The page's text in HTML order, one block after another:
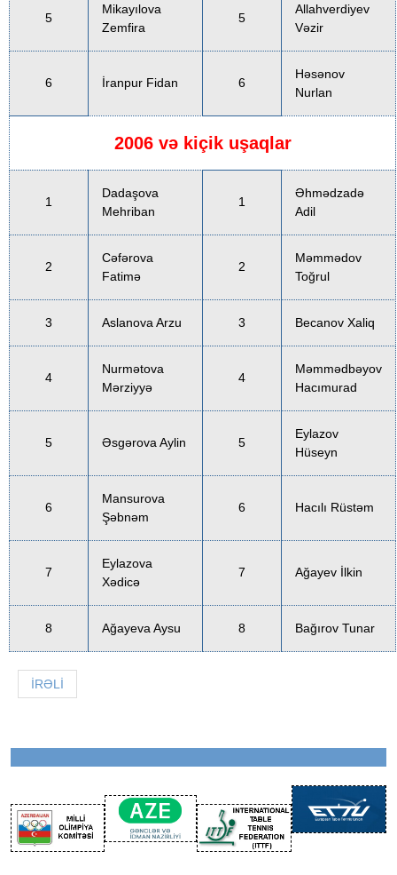
5
Mikayılova
Zemfira
5
Allahverdiyev
Vəzir
6 İranpur Fidan 6
Həsənov
Nurlan
2006 və kiçik uşaqlar
1
Dadaşova
Mehriban
1
Əhmədzadə
Adil
2
Cəfərova
Fatimə
2
Məmmədov
Toğrul
3 Aslanova Arzu 3 Becanov Xaliq
4
Nurmətova
Mərziyyə
4
Məmmədbəyov
Hacımurad
5 Əsgərova Aylin 5
Eylazov
Hüseyn
6
Mansurova
Şəbnəm
6 Hacılı Rüstəm
7
Eylazova
Xədicə
7 Ağayev İlkin
8 Ağayeva Aysu 8 Bağırov Tunar
İRƏLI